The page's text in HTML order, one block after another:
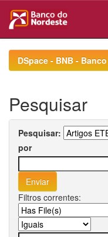
navigationDSpace - BNB -
Pesquisar
Pesquisar:
por
Filtros correntes: